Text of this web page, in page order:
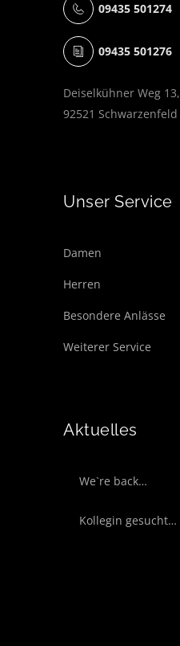
09435 501274
09435 501276
Deiselkühner Weg 13,
92521 Schwarzenfeld
Unser Service
Damen
Herren
Besondere Anlässe
Weiterer Service
Aktuelles
We`re back…
Kollegin gesucht…